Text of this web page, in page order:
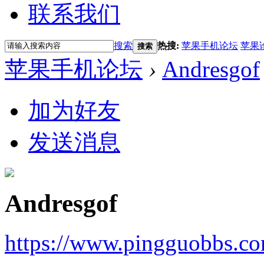
联系我们
搜索 搜索 热搜: 苹果手机论坛 苹果
苹果手机论坛 › Andresgof
加为好友
发送消息
Andresgof
https://